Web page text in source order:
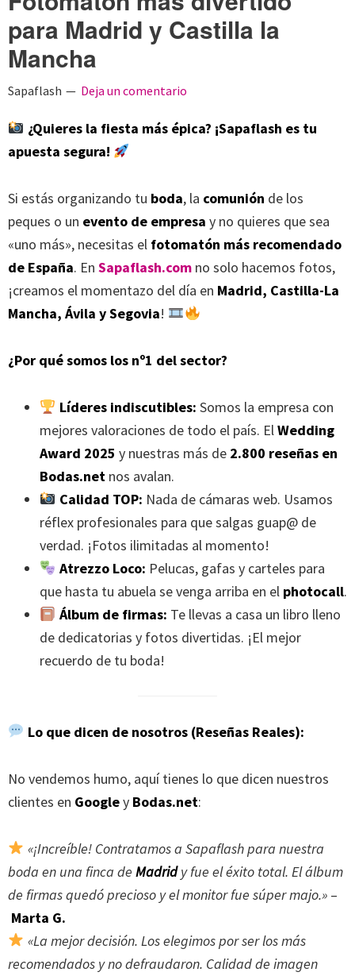
para Madrid y Castilla la
Mancha
Sapaflash Deja un comentario
¿Quieres la fiesta más épica? ¡Sapaflash es tu
apuesta segura!
Si estás organizando tu boda, la comunión de los
peques o un evento de empresa y no quieres que sea
«uno más», necesitas el fotomatón más recomendado
de España. En Sapaflash.com no solo hacemos fotos,
¡creamos el momentazo del día en Madrid, Castilla-La
Mancha, Ávila y Segovia!
¿Por qué somos los nº1 del sector?
Líderes indiscutibles: Somos la empresa con
mejores valoraciones de todo el país. ElWedding
Award 2025 y nuestras más de 2.800 reseñas en
Bodas.net nos avalan.
Calidad TOP: Nada de cámaras web. Usamos
réflex profesionales para que salgas guap@ de
verdad. ¡Fotos ilimitadas al momento!
Atrezzo Loco: Pelucas, gafas y carteles para
que hasta tu abuela se venga arriba en el photocall.
Álbum de firmas: Te llevas a casa un libro lleno
de dedicatorias y fotos divertidas. ¡El mejor
recuerdo de tu boda!
Lo que dicen de nosotros (Reseñas Reales):
No vendemos humo, aquí tienes lo que dicen nuestros
clientes en Googley Bodas.net:
«¡Increíble! Contratamos a Sapaflash para nuestra
boda en una finca de Madridy fue el éxito total. El álbum
de firmas quedó precioso y el monitor fue súper majo.» –
Marta G.
«La mejor decisión. Los elegimos por ser los más
recomendados y no defraudaron. Calidad de imagen